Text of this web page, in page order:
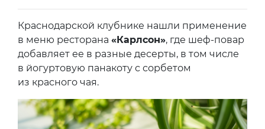
Краснодарской клубнике нашли применение
в меню ресторана «Карлсон», где шеф-повар
добавляет ее в разные десерты, в том числе
в йогуртовую панакоту с сорбетом
из красного чая.